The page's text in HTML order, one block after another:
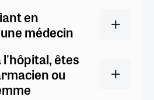
en
médecin
l'hôpital, êtes
ou